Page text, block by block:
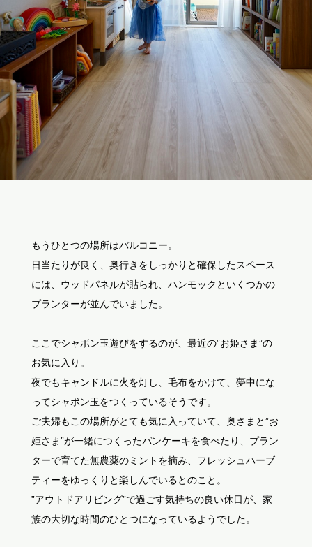
もうひとつの場所はバルコニー。
日当たりが良く、奥行きをしっかりと確保したスペース
には、ウッドパネルが貼られ、ハンモックといくつかの
プランターが並んでいました。
ここでシャボン玉遊びをするのが、最近の”お姫さま”の
お気に入り。
夜でもキャンドルに火を灯し、毛布をかけて、夢中にな
ってシャボン玉をつくっているそうです。
ご夫婦もこの場所がとても気に入っていて、奥さまと”お
姫さま”が一緒につくったパンケーキを食べたり、プラン
ターで育てた無農薬のミントを摘み、フレッシュハーブ
ティーをゆっくりと楽しんでいるとのこと。
”アウトドアリビング”で過ごす気持ちの良い休日が、家
族の大切な時間のひとつになっているようでした。